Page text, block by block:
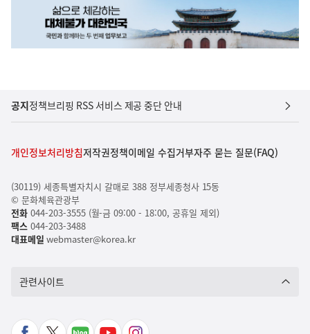
공지정책브리핑 RSS 서비스 제공 중단 안내
개인정보처리방침저작권정책이메일 수집거부자주 묻는 질문(FAQ)
(30119) 세종특별자치시 갈매로 388 정부세종청사 15동
© 문화체육관광부
전화044-203-3555 (월-금 09:00 - 18:00, 공휴일 제외)
팩스 044-203-3488
대표메일 webmaster@korea.kr
관련사이트